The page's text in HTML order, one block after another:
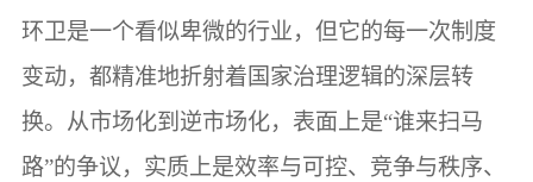
环卫是一个看似卑微的行业，但它的每一次制度
变动，都精准地折射着国家治理逻辑的深层转
换。从市场化到逆市场化，表面上是“谁来扫马
路”的争议，实质上是效率与可控、竞争与秩序、